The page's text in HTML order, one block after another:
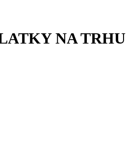
NA TRHU